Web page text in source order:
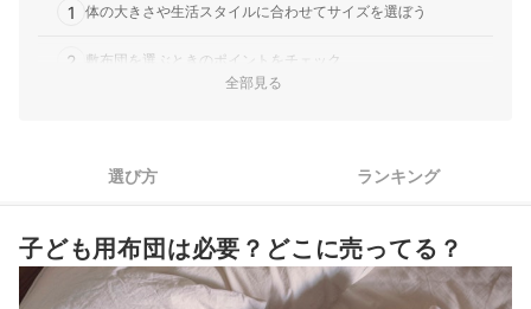
1 体の大きさや生活スタイルに合わせてサイズを選ぼう
2 敷布団を選ぶときのポイントをチェック
5 一式そろえるなら、セット商品も念頭に
子ども用布団全15商品おすすめ人気ランキング
ウォッシャブルの子ども用布団はどう洗う？
全部見る
選び方 ランキング
子ども用布団は必要？どこに売ってる？